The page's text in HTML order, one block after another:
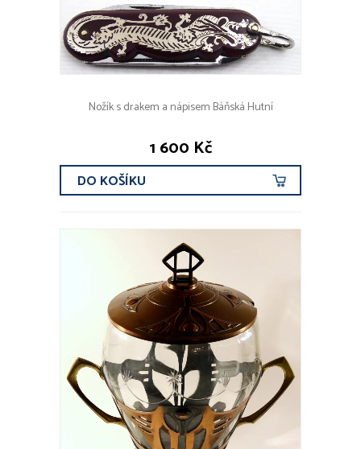
Nožík s drakem a nápisem Báňská Hutní
1 600 Kč
DO KOŠÍKU